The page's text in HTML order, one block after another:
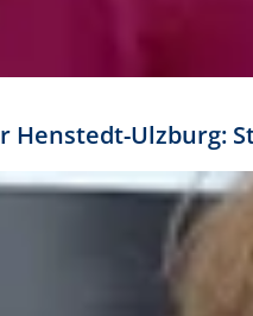
Henstedt-Ulzburg: